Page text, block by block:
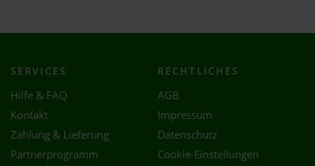
SERVICES
Hilfe & FAQ
Kontakt
Zahlung & Lieferung
Partnerprogramm
RECHTLICHES
AGB
Impressum
Datenschutz
Cookie-Einstellungen